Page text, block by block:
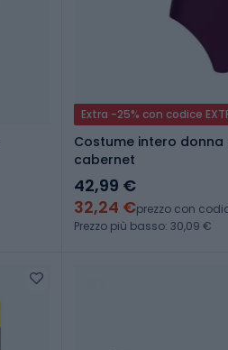
Extra -25% con codice
Costume intero donna
cabernet
42,99 €
32,24 €prezzo con
Prezzo più basso: 30,09 €